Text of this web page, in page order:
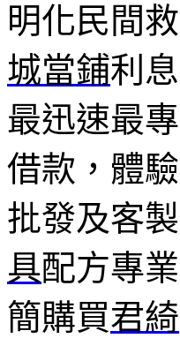
明化民間
城當鋪利
最迅速最
借款，體
批發及客
具配方專
簡購買君綺